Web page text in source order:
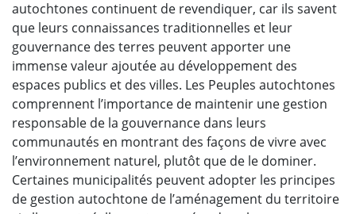
autochtones continuent de revendiquer, car ils savent
que leurs connaissances traditionnelles et leur
gouvernance des terres peuvent apporter une
immense valeur ajoutée au développement des
espaces publics et des villes. Les Peuples autochtones
comprennent l’importance de maintenir une gestion
responsable de la gouvernance dans leurs
communautés en montrant des façons de vivre avec
l’environnement naturel, plutôt que de le dominer.
Certaines municipalités peuvent adopter les principes
de gestion autochtone de l’aménagement du territoire